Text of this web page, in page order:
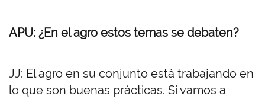
APU: ¿En el agro estos temas se debaten?
JJ: El agro en su conjunto está trabajando en
lo que son buenas prácticas. Si vamos a